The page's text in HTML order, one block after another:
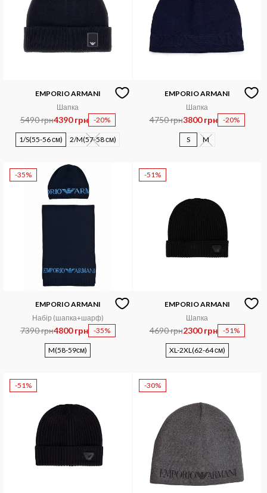
EMPORIO ARMANI
Шапка
5490 грн4390 грн -20%
1/S(55-56 см) 2/M(57-58 см)
EMPORIO ARMANI
Шапка
4750 грн3800 грн -20%
S M
-35%
EMPORIO ARMANI
Набір (шапка+шарф)
7390 грн4800 грн -35%
M(58-59см)
-51%
EMPORIO ARMANI
Шапка
4690 грн2300 грн -51%
XL-2XL(62-64 см)
-51% -30%